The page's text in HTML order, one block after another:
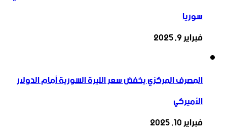
سوريا
فبراير 9, 2025
المصرف المركزي يخفض سعر الليرة السورية أمام الدولار
الأميركي
فبراير 10, 2025